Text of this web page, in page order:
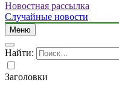
Новостная рассылка
Случайные новости
Меню
Найти:
Заголовки